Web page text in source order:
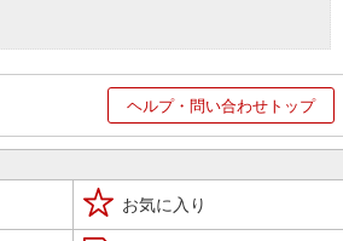
ヘルプ・問い合わせトップ
お気に入り